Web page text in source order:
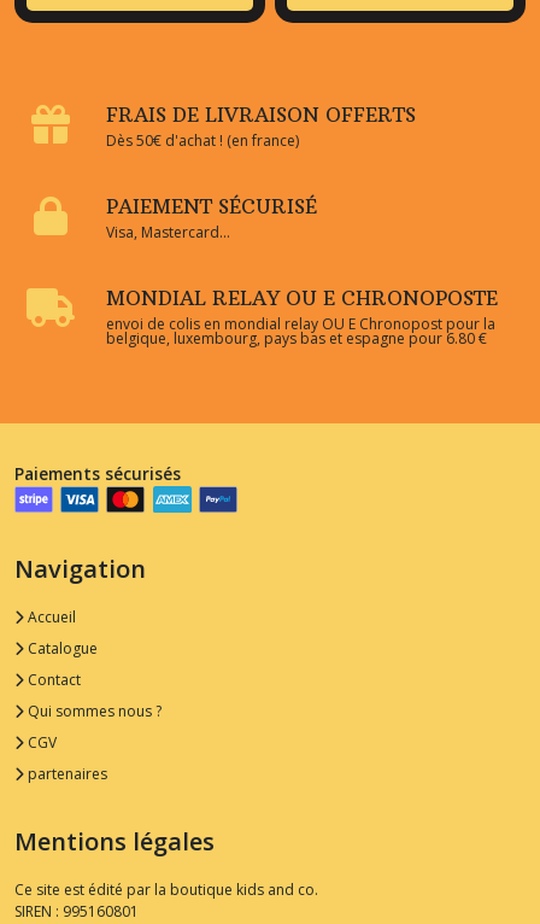
FRAIS DE LIVRAISON OFFERTS
Dès 50€ d'achat ! (en france)
PAIEMENT SÉCURISÉ
Visa, Mastercard...
MONDIAL RELAY OU E CHRONOPOSTE
envoi de colis en mondial relay OU E Chronopost pour la
belgique, luxembourg, pays bas et espagne pour 6.80 €
Paiements sécurisés
Navigation
Accueil
Catalogue
Contact
Qui sommes nous ?
CGV
partenaires
Mentions légales
Ce site est édité par la boutique kids and co.
SIREN : 995160801